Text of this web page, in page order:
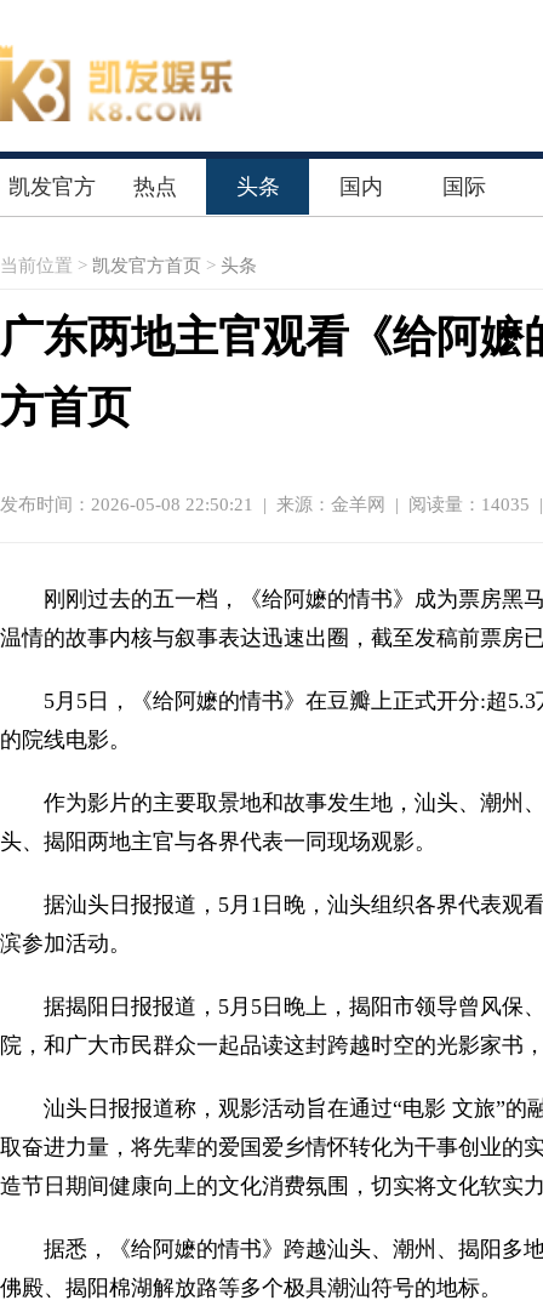
凯发官方 热点 头条 国内 国际
当前位置 > 凯发官方首页 > 头条
广东两地主官观看《给阿
方首页
发布时间：2026-05-08 22:50:21 | 来源：金羊网 | 阅读量：
刚刚过去的五一档，《给阿嬷的情书》成为票房黑
温情的故事内核与叙事表达迅速出圈，截至发稿前票房
5月5日，《给阿嬷的情书》在豆瓣上正式开分:超
的院线电影。
作为影片的主要取景地和故事发生地，汕头、潮州
头、揭阳两地主官与各界代表一同现场观影。
据汕头日报报道，5月1日晚，汕头组织各界代表观
滨参加活动。
据揭阳日报报道，5月5日晚上，揭阳市领导曾风保
院，和广大市民群众一起品读这封跨越时空的光影家书
汕头日报报道称，观影活动旨在通过“电影 文旅”
取奋进力量，将先辈的爱国爱乡情怀转化为干事创业的
造节日期间健康向上的文化消费氛围，切实将文化软实
据悉，《给阿嬷的情书》跨越汕头、潮州、揭阳多
佛殿、揭阳棉湖解放路等多个极具潮汕符号的地标。